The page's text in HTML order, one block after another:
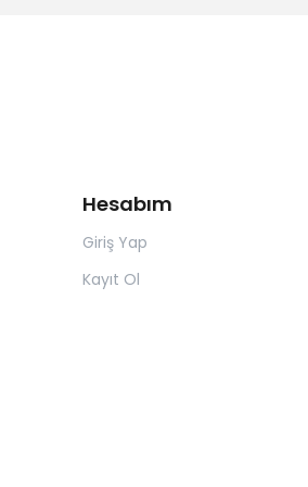
Hesabım
Giriş Yap
Kayıt Ol